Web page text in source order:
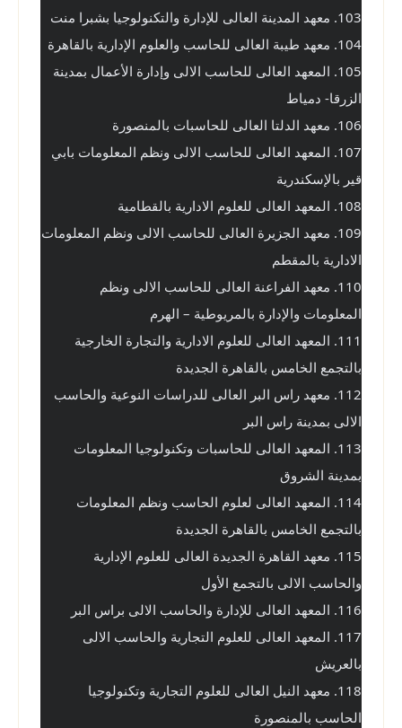
103. معهد المدينة العالى للإدارة والتكنولوجيا بشبرا منت
104. معهد طيبة العالى للحاسب والعلوم الإدارية بالقاهرة
الزرقا- دمياط
106. معهد الدلتا العالى للحاسبات بالمنصورة
قير بالإسكندرية
108. المعهد العالى للعلوم الادارية بالقطامية
الادارية بالمقطم
المعلومات والإدارة بالمريوطية – الهرم
بالتجمع الخامس بالقاهرة الجديدة
الالى بمدينة راس البر
بمدينة الشروق
بالتجمع الخامس بالقاهرة الجديدة
والحاسب الالى بالتجمع الأول
116. المعهد العالى للإدارة والحاسب الالى براس البر
بالعريش
الحاسب بالمنصورة